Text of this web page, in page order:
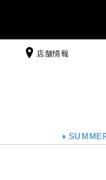
店舗情報
♦